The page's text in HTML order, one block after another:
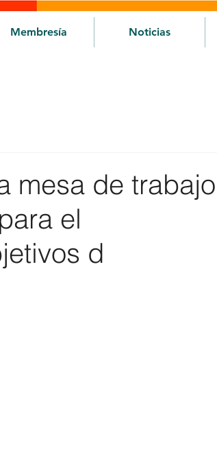
Membresía Noticias
mesa de trabajo
el
d